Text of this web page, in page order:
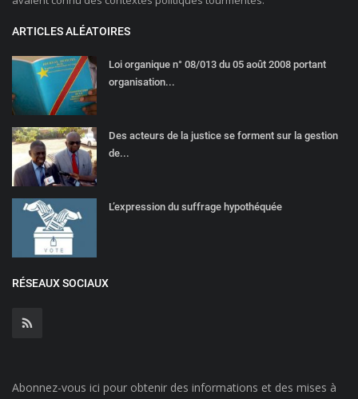
ARTICLES ALÉATOIRES
Loi organique n° 08/013 du 05 août 2008 portant
organisation...
Des acteurs de la justice se forment sur la gestion
de...
L’expression du suffrage hypothéquée
RÉSEAUX SOCIAUX
Abonnez-vous ici pour obtenir des informations et des mises à